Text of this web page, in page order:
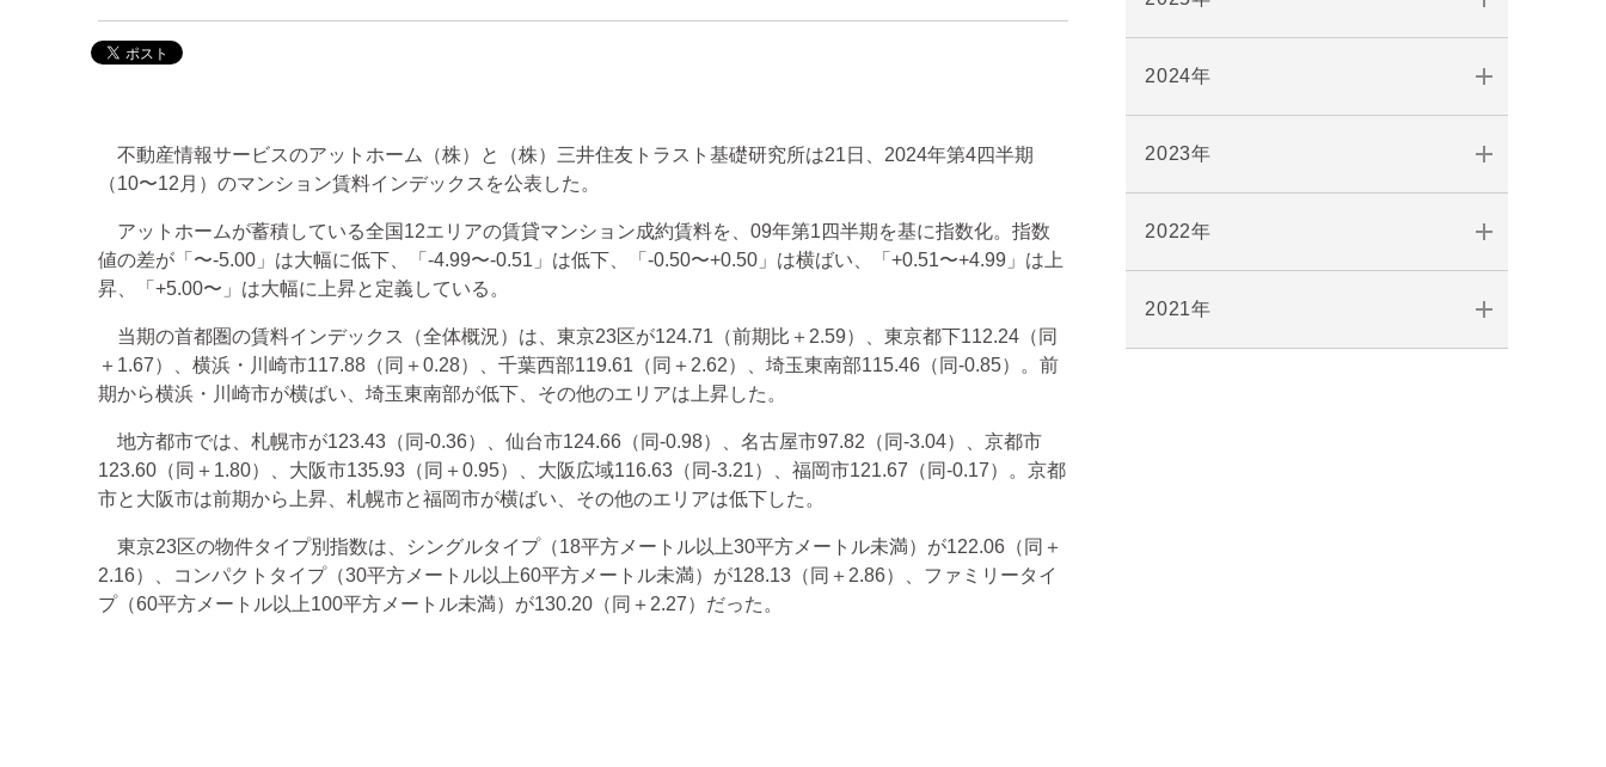
不動産情報サービスのアットホーム（株）と（株）三井住友トラスト基礎研究所は21日、2024年第4四半期
（10〜12月）のマンション賃料インデックスを公表した。
アットホームが蓄積している全国12エリアの賃貸マンション成約賃料を、09年第1四半期を基に指数化。指数
値の差が「〜-5.00」は大幅に低下、「-4.99〜-0.51」は低下、「-0.50〜+0.50」は横ばい、「+0.51〜+4.99」は上
昇、「+5.00〜」は大幅に上昇と定義している。
当期の首都圏の賃料インデックス（全体概況）は、東京23区が124.71（前期比＋2.59）、東京都下112.24（同
＋1.67）、横浜・川崎市117.88（同＋0.28）、千葉西部119.61（同＋2.62）、埼玉東南部115.46（同-0.85）。前
期から横浜・川崎市が横ばい、埼玉東南部が低下、その他のエリアは上昇した。
地方都市では、札幌市が123.43（同-0.36）、仙台市124.66（同-0.98）、名古屋市97.82（同-3.04）、京都市
123.60（同＋1.80）、大阪市135.93（同＋0.95）、大阪広域116.63（同-3.21）、福岡市121.67（同-0.17）。京都
市と大阪市は前期から上昇、札幌市と福岡市が横ばい、その他のエリアは低下した。
東京23区の物件タイプ別指数は、シングルタイプ（18平方メートル以上30平方メートル未満）が122.06（同＋
2.16）、コンパクトタイプ（30平方メートル以上60平方メートル未満）が128.13（同＋2.86）、ファミリータイ
プ（60平方メートル以上100平方メートル未満）が130.20（同＋2.27）だった。
2024年
2023年
2022年
2021年